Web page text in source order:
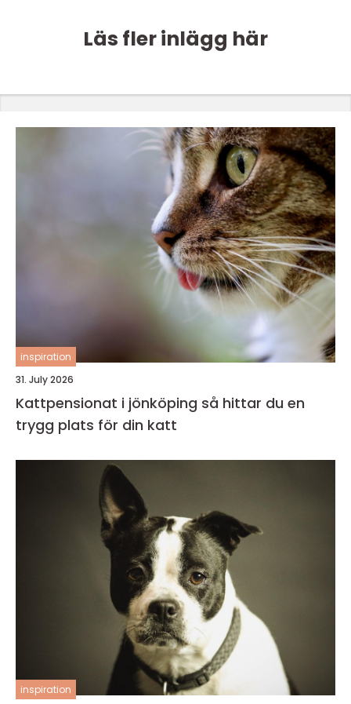
Läs fler inlägg här
inspiration
31. July 2026
Kattpensionat i jönköping så hittar du en
trygg plats för din katt
inspiration